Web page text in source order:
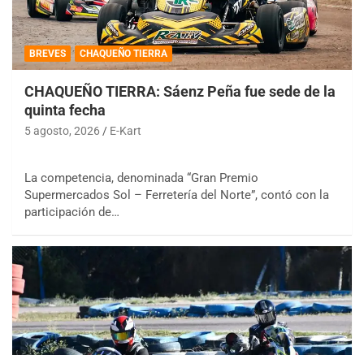
BREVES CHAQUEÑO TIERRA
CHAQUEÑO TIERRA: Sáenz Peña fue sede de la
quinta fecha
5 agosto, 2026 E-Kart
La competencia, denominada “Gran Premio
Supermercados Sol – Ferretería del Norte”, contó con la
participación de…